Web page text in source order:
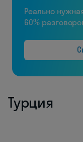
Реально
60%
Турция